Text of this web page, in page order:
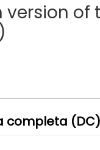
of
completa (DC)